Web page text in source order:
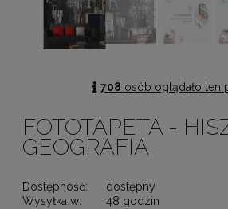
708 osób oglądało ten
FOTOTAPETA -
GEOGRAFIA
Dostępność:
dostępny
Wysyłka w:
48 godzin